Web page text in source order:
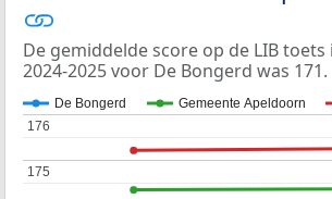
De gemiddelde score op de LIB
2024-2025 voor De Bongerd was 171.
De Bongerd Gemeente Apeldoorn
175
175
176
176